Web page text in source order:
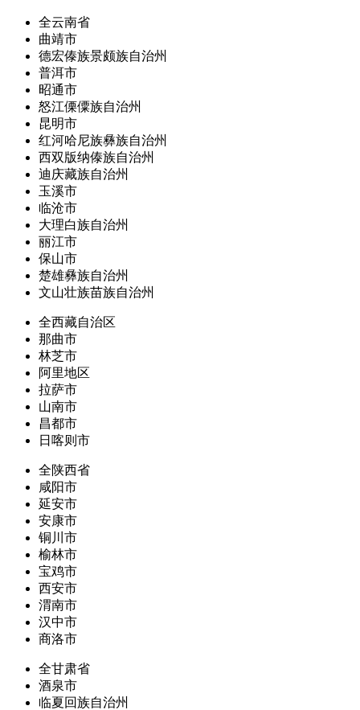
全云南省
曲靖市
德宏傣族景颇族自治州
普洱市
昭通市
怒江傈僳族自治州
昆明市
红河哈尼族彝族自治州
西双版纳傣族自治州
迪庆藏族自治州
玉溪市
临沧市
大理白族自治州
丽江市
保山市
楚雄彝族自治州
文山壮族苗族自治州
全西藏自治区
那曲市
林芝市
阿里地区
拉萨市
山南市
昌都市
日喀则市
全陕西省
咸阳市
延安市
安康市
铜川市
榆林市
宝鸡市
西安市
渭南市
汉中市
商洛市
全甘肃省
酒泉市
临夏回族自治州